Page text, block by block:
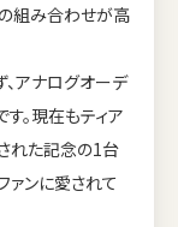
の組み合わせが高
アナログオーデ
。現在もティア
れた記念の1台
ァンに愛されて